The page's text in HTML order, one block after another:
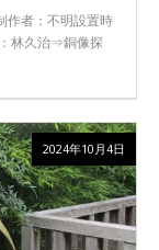
者：不明設置時
林久治⇒銅像探
2024年10月4日